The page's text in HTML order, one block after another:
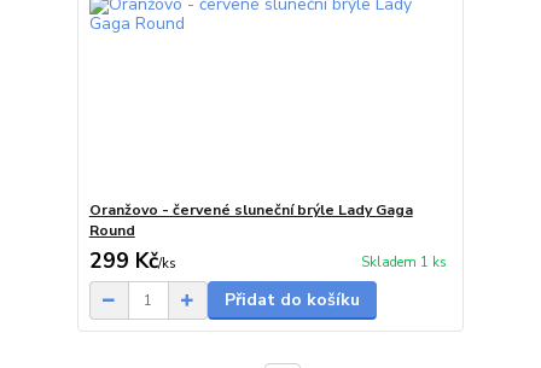
Oranžovo - červené sluneční brýle Lady Gaga
Round
299 Kč/ks Skladem 1 ks
Přidat do košíku